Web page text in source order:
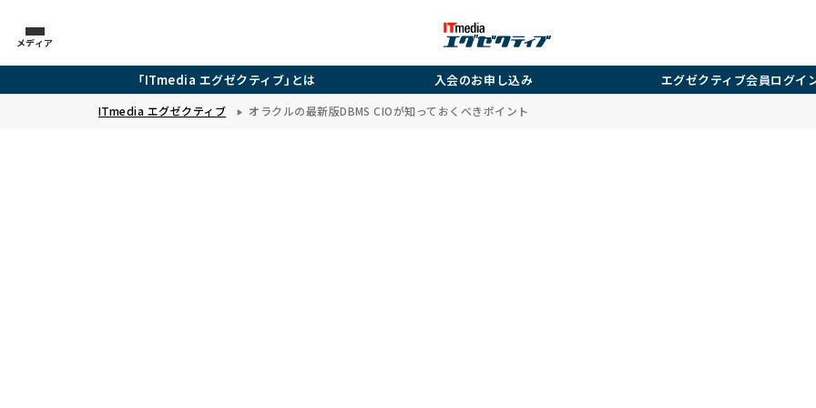
メディア
「ITmedia エグゼクティブ」とは 入会のお申し込み エグゼクティブ会員ログイ
ITmedia エグゼクティブ オラクルの最新版DBMS CIOが知っておくべきポイント